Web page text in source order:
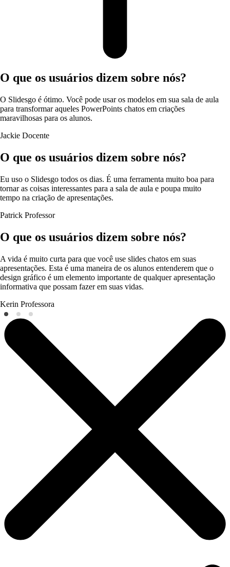
O que os usuários dizem sobre nós?
O Slidesgo é ótimo. Você pode usar os modelos em sua sala de aula
para transformar aqueles PowerPoints chatos em criações
maravilhosas para os alunos.
Jackie Docente
O que os usuários dizem sobre nós?
Eu uso o Slidesgo todos os dias. É uma ferramenta muito boa para
tornar as coisas interessantes para a sala de aula e poupa muito
tempo na criação de apresentações.
Patrick Professor
O que os usuários dizem sobre nós?
A vida é muito curta para que você use slides chatos em suas
apresentações. Esta é uma maneira de os alunos entenderem que o
design gráfico é um elemento importante de qualquer apresentação
informativa que possam fazer em suas vidas.
Kerin Professora